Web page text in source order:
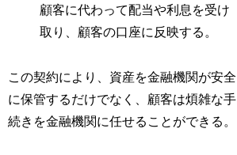
顧客に代わって配当や利息を受け
取り、顧客の口座に反映する。
この契約により、資産を金融機関が安全
に保管するだけでなく、顧客は煩雑な手
続きを金融機関に任せることができる。